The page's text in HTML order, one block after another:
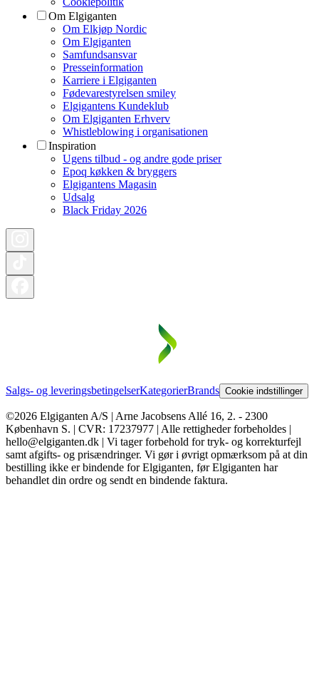
Om Elgiganten
Om Elkjøp Nordic
Om Elgiganten
Samfundsansvar
Presseinformation
Karriere i Elgiganten
Fødevarestyrelsen smiley
Elgigantens Kundeklub
Om Elgiganten Erhverv
Whistleblowing i organisationen
Inspiration
Ugens tilbud - og andre gode priser
Epoq køkken & bryggers
Elgigantens Magasin
Udsalg
Black Friday 2026
Salgs- og leveringsbetingelserKategorierBrands Cookie indstillinger
©2026 Elgiganten A/S | Arne Jacobsens Allé 16, 2. - 2300
København S. | CVR: 17237977 | Alle rettigheder forbeholdes |
hello@elgiganten.dk | Vi tager forbehold for tryk- og korrekturfejl
samt afgifts- og prisændringer. Vi gør i øvrigt opmærksom på at din
bestilling ikke er bindende for Elgiganten, før Elgiganten har
behandlet din ordre og sendt en bindende faktura.